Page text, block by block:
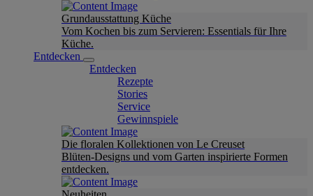
Grundausstattung Küche
Vom Kochen bis zum Servieren: Essentials für Ihre
Küche.
Entdecken
Entdecken
Rezepte
Stories
Service
Gewinnspiele
Die floralen Kollektionen von Le Creuset
Blüten-Designs und vom Garten inspirierte Formen
entdecken.